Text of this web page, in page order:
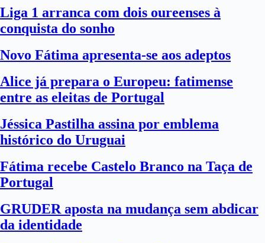
Liga 1 arranca com dois oureenses à
conquista do sonho
Novo Fátima apresenta-se aos adeptos
Alice já prepara o Europeu: fatimense
entre as eleitas de Portugal
Jéssica Pastilha assina por emblema
histórico do Uruguai
Fátima recebe Castelo Branco na Taça de
Portugal
GRUDER aposta na mudança sem abdicar
da identidade